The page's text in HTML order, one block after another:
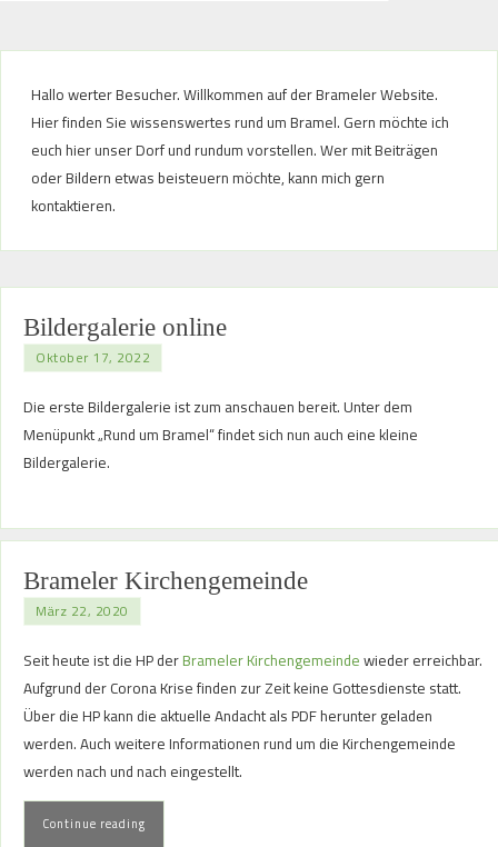
Hallo werter Besucher. Willkommen auf der Brameler Website.
Hier finden Sie wissenswertes rund um Bramel. Gern möchte ich
euch hier unser Dorf und rundum vorstellen. Wer mit Beiträgen
oder Bildern etwas beisteuern möchte, kann mich gern
kontaktieren.
Bildergalerie online
Oktober 17, 2022
Die erste Bildergalerie ist zum anschauen bereit. Unter dem
Menüpunkt „Rund um Bramel“ findet sich nun auch eine kleine
Bildergalerie.
Brameler Kirchengemeinde
März 22, 2020
Seit heute ist die HP der Brameler Kirchengemeinde wieder erreichbar.
Aufgrund der Corona Krise finden zur Zeit keine Gottesdienste statt.
Über die HP kann die aktuelle Andacht als PDF herunter geladen
werden. Auch weitere Informationen rund um die Kirchengemeinde
werden nach und nach eingestellt.
Continue reading